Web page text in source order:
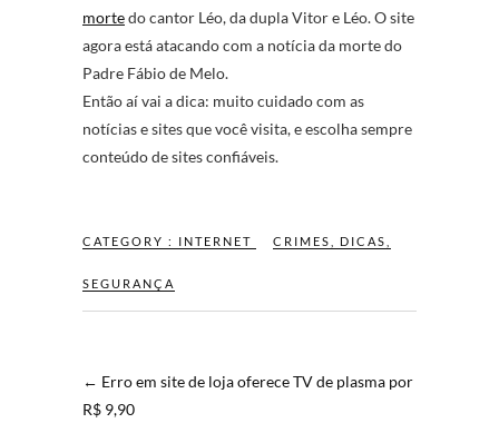
mortedo cantor Léo, da dupla Vitor e Léo. O site
agora está atacando com a notícia da morte do
Padre Fábio de Melo.
Então aí vai a dica: muito cuidado com as
notícias e sites que você visita, e escolha sempre
conteúdo de sites confiáveis.
CATEGORY : INTERNET CRIMES DICAS
SEGURANÇA
← Erro em site de loja oferece TV de plasma por
R$ 9,90